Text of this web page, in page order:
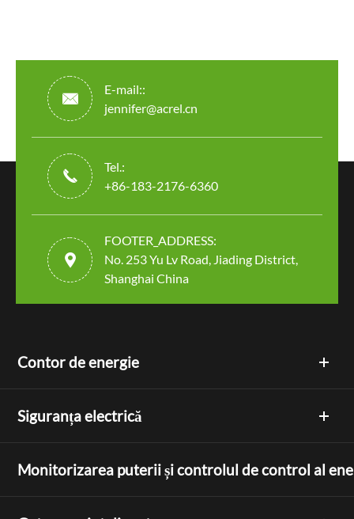

E-mail::
jennifer@acrel.cn

Tel.:
+86-183-2176-6360

FOOTER_ADDRESS:
No. 253 Yu Lv Road, Jiading District,
Shanghai China
Contor de energie
Siguranța electrică
Monitorizarea puterii și controlul de control al